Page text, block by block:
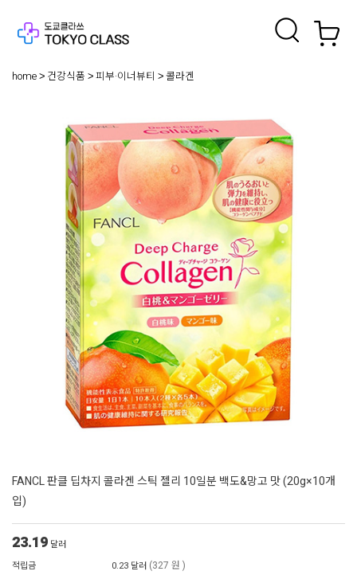
home 건강식품 피부·이너뷰티 콜라겐
FANCL 판클 딥차지 콜라겐 스틱 젤리 10일분 백도&망고 맛 (20g×10개
입)
23.19 달러
적립금
0.23 달러 (327 원 )